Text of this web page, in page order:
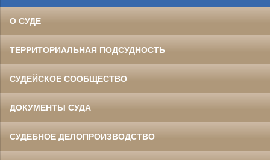
О СУДЕ
ТЕРРИТОРИАЛЬНАЯ ПОДСУДНОСТЬ
СУДЕЙСКОЕ СООБЩЕСТВО
ДОКУМЕНТЫ СУДА
СУДЕБНОЕ ДЕЛОПРОИЗВОДСТВО